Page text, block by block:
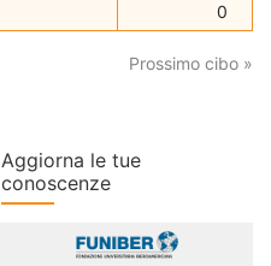
0
Prossimo cibo »
Aggiorna le tue
conoscenze